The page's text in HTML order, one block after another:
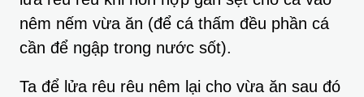
nêm nếm vừa ăn (để cá thấm đều phần cá
cần để ngập trong nước sốt).
Ta để lửa rêu rêu nêm lại cho vừa ăn sau đó